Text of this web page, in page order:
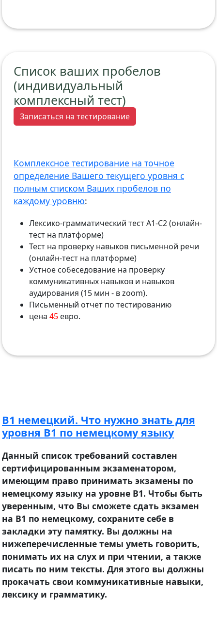
Список ваших пробелов
(индивидуальный
комплексный тест)
Записаться на тестирование
Комплексное тестирование на точное
определение Вашего текущего уровня с
полным списком Ваших пробелов по
каждому уровню:
Лексико-грамматический тест А1-С2 (онлайн-
тест на платформе)
Тест на проверку навыков письменной речи
(онлайн-тест на платформе)
Устное собеседование на проверку
коммуникативных навыков и навыков
аудирования (15 мин - в zoom).
Письменный отчет по тестированию
цена 45 евро.
B1 немецкий. Что нужно знать для
уровня B1 по немецкому языку
Данный список требований составлен
сертифицированным экзаменатором,
имеющим право принимать экзамены по
немецкому языку на уровне B1. Чтобы быть
уверенным, что Вы сможете сдать экзамен
на B1 по немецкому, сохраните себе в
закладки эту памятку. Вы должны на
нижеперечисленные темы уметь говорить,
понимать их на слух и при чтении, а также
писать по ним тексты. Для этого вы должны
прокачать свои коммуникативные навыки,
лексику и грамматику.